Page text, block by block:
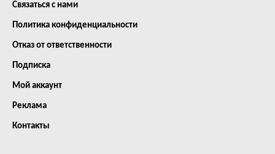
Связаться с нами
Политика конфиденциальности
Отказ от ответственности
Подписка
Мой аккаунт
Реклама
Контакты